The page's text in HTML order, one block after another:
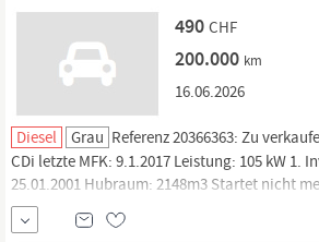
490 CHF
200.000 km
16.06.2026
Diesel Grau Referenz 20366363: Zu
CDi letzte MFK: 9.1.2017 Leistung: 105 kW 1.
25.01.2001 Hubraum: 2148m3 Startet nicht
der Schlüsselcode weg. Dieselreservoir ist
Gebrauchsspuren